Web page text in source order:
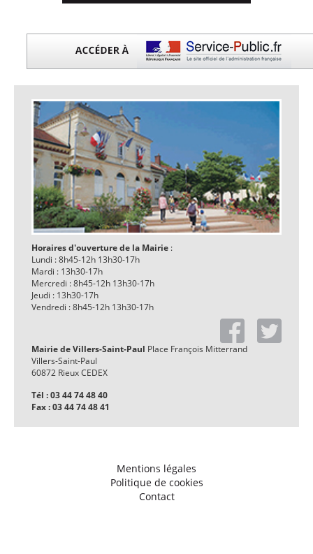
Horaires d'ouverture de la Mairie :
Lundi : 8h45-12h 13h30-17h
Mardi : 13h30-17h
Mercredi : 8h45-12h 13h30-17h
Jeudi : 13h30-17h
Vendredi : 8h45-12h 13h30-17h
Mairie de Villers-Saint-Paul Place François Mitterrand
Villers-Saint-Paul
60872 Rieux CEDEX
Tél : 03 44 74 48 40
Fax : 03 44 74 48 41
Mentions légales
Politique de cookies
Contact